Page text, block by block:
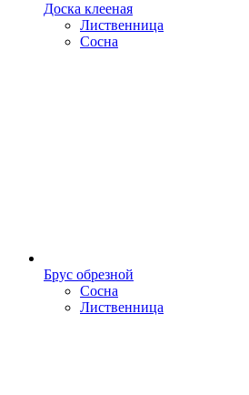
Доска клееная
Лиственница
Сосна
Брус обрезной
Сосна
Лиственница